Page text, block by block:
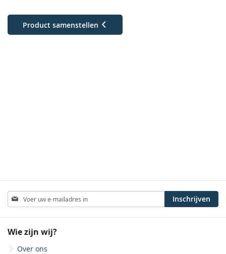
Product samenstellen
Abonneer
u
op
nieuwsbrief
Inschrijven
Wie zijn wij?
Over ons